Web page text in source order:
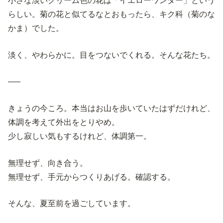
らしい。菊の花と似てるなとおもったら、キク科（菊のな
かま）でした。
淡く、やわらかに。目をつないでくれる。そんな花たち。
—–
きょうの今ころ。本当はお山を歩いていたはずだけれど、
体調を考えて外出をとりやめ。
少し寂しい気もするけれど、体調第一。
無理せず、向き合う。
無理せず、手元からつくりあげる。確認する。
そんな、夏至前を過ごしています。